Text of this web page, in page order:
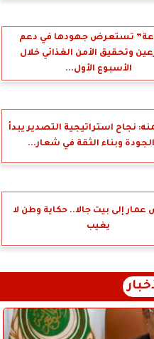
تستعرض جهودها في دعم
وتحقيق الأمن الغذائي خلال
الأسبوع الأول...
نجاح استراتيجية التصدير يبدأ
وبناء الثقة في شعار...
إلى بيت جالا.. حكاية وطن لا
يغيب